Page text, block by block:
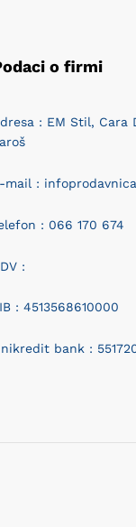
o firmi
: EM Stil, Cara
mail :
: 066 170 674
:
: 4513568610000
bank :